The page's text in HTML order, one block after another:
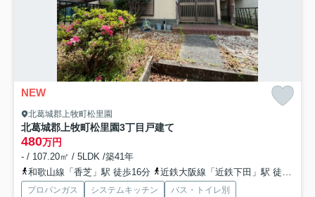
NEW
北葛城郡上牧町松里園
北葛城郡上牧町松里園3丁目戸建て
480万円
- / 107.20㎡ / 5LDK /築41年
和歌山線「香芝」駅 徒歩16分
近鉄大阪線「近鉄下田」駅 徒歩23分
プロパンガス システムキッチン
バス・トイレ別